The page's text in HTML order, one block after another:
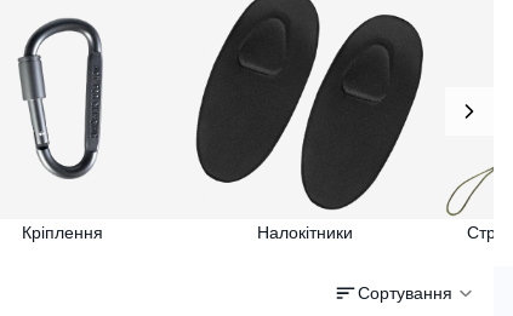
Кріплення Налокітники
Сортування